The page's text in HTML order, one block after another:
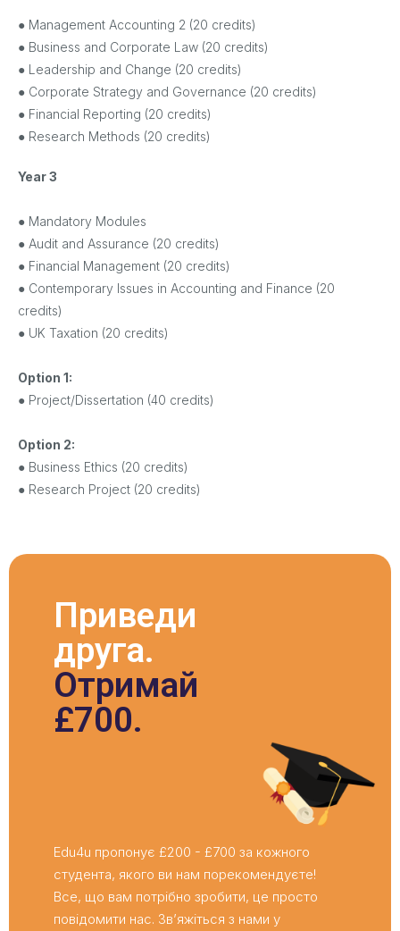
● Management Accounting 2 (20 credits)
● Business and Corporate Law (20 credits)
● Leadership and Change (20 credits)
● Corporate Strategy and Governance (20 credits)
● Financial Reporting (20 credits)
● Research Methods (20 credits)
Year 3
● Mandatory Modules
● Audit and Assurance (20 credits)
● Financial Management (20 credits)
● Contemporary Issues in Accounting and Finance (20
credits)
● UK Taxation (20 credits)
Option 1:
● Project/Dissertation (40 credits)
Option 2:
● Business Ethics (20 credits)
● Research Project (20 credits)
Приведи
друга.
Отримай
£700.
Edu4u пропонує £200 - £700 за кожного
студента, якого ви нам порекомендуєте!
Все, що вам потрібно зробити, це просто
повідомити нас. Зв’яжіться з нами у